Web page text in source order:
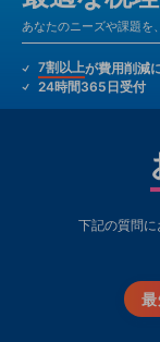
あなたのニーズや課題を
7割以上が費用削減
24時間365日受付
下記の質問に
最